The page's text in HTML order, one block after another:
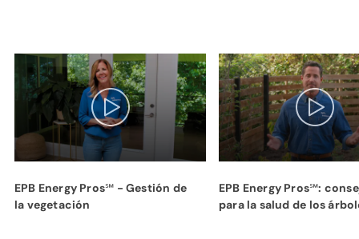
EPB Energy Pros℠ - Gestión de
la vegetación
EPB Energy Pros℠:
para la salud de los